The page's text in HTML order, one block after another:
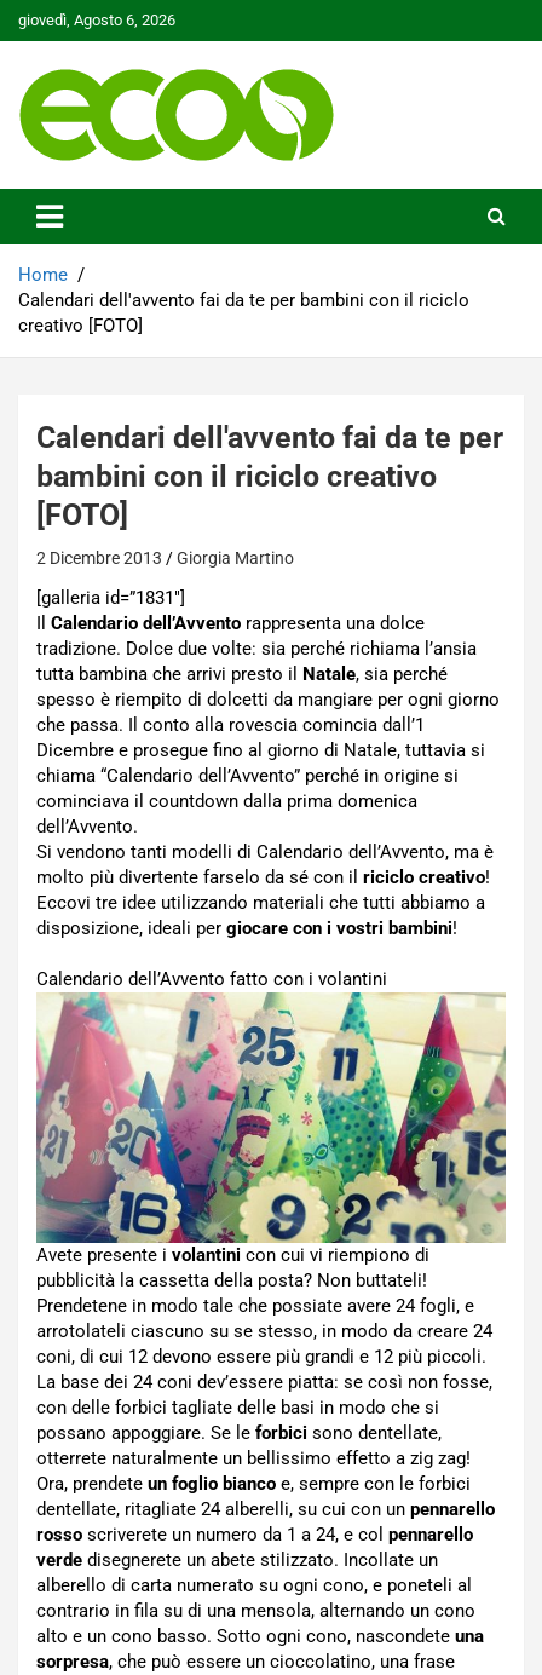
Skip
to
giovedì, Agosto 6, 2026
Ecoo.it
Home
Calendari dell'avvento fai da te per bambini con il riciclo
creativo [FOTO]
Calendari dell'avvento fai da te per
bambini con il riciclo creativo
[FOTO]
2 Dicembre 2013 Giorgia Martino
[galleria id=”1831″]
Il Calendario dell’Avvento rappresenta una dolce
tradizione. Dolce due volte: sia perché richiama l’ansia
tutta bambina che arrivi presto il Natale, sia perché
spesso è riempito di dolcetti da mangiare per ogni giorno
che passa. Il conto alla rovescia comincia dall’1
Dicembre e prosegue fino al giorno di Natale, tuttavia si
chiama “Calendario dell’Avvento” perché in origine si
cominciava il countdown dalla prima domenica
dell’Avvento.
Si vendono tanti modelli di Calendario dell’Avvento, ma è
molto più divertente farselo da sé con il riciclo creativo!
Eccovi tre idee utilizzando materiali che tutti abbiamo a
disposizione, ideali per giocare con i vostri bambini!
Calendario dell’Avvento fatto con i volantini
Avete presente i volantini con cui vi riempiono di
pubblicità la cassetta della posta? Non buttateli!
Prendetene in modo tale che possiate avere 24 fogli, e
arrotolateli ciascuno su se stesso, in modo da creare 24
coni, di cui 12 devono essere più grandi e 12 più piccoli.
La base dei 24 coni dev’essere piatta: se così non fosse,
con delle forbici tagliate delle basi in modo che si
possano appoggiare. Se le forbici sono dentellate,
otterrete naturalmente un bellissimo effetto a zig zag!
Ora, prendete un foglio bianco e, sempre con le forbici
dentellate, ritagliate 24 alberelli, su cui con un pennarello
rosso scriverete un numero da 1 a 24, e col pennarello
verde disegnerete un abete stilizzato. Incollate un
alberello di carta numerato su ogni cono, e poneteli al
contrario in fila su di una mensola, alternando un cono
alto e un cono basso. Sotto ogni cono, nascondete una
sorpresa, che può essere un cioccolatino, una frase